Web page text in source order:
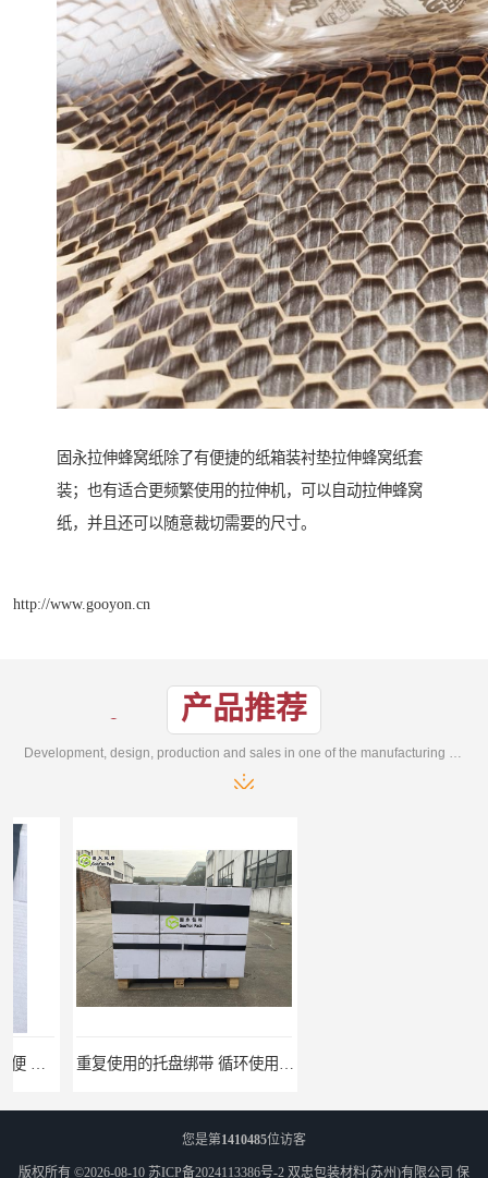
固永拉伸蜂窝纸除了有便捷的纸箱装衬垫拉伸蜂窝纸套
装；也有适合更频繁使用的拉伸机，可以自动拉伸蜂窝
纸，并且还可以随意裁切需要的尺寸。
http://www.gooyon.cn
产品推荐
Development, design, production and sales in one of the manufacturing enterprises
重复使用的托盘绑带 循环使用 固永包材
您是第1410485位访客
版权所有 ©2026-08-10 苏ICP备2024113386号-2 双忠包装材料(苏州)有限公司 保